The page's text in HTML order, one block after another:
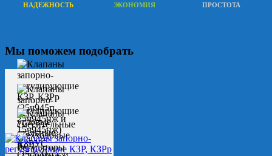
НАДЕЖНОСТЬ ЭКОНОМИЯ ПРОСТОТА
Мы поможем подобрать